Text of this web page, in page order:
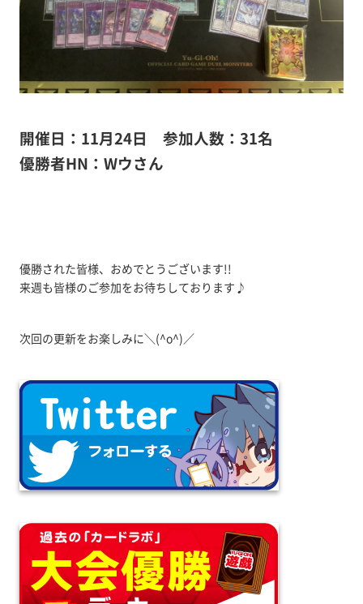
開催日：11月24日 参加人数：31名
優勝者HN：Wウさん
優勝された皆様、おめでとうございます!!
来週も皆様のご参加をお待ちしております♪
次回の更新をお楽しみに＼(^o^)／